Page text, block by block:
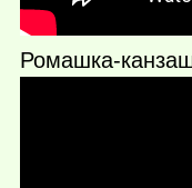
Ромашка-